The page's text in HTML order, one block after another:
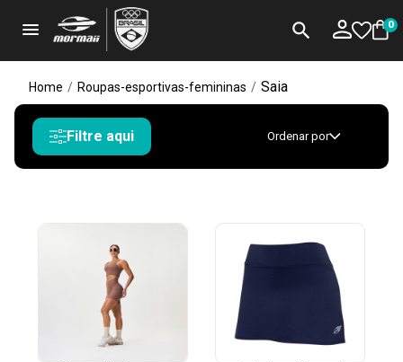
menu search 0
Home / Roupas-esportivas-femininas / Saia
Filtre aqui Ordenar por